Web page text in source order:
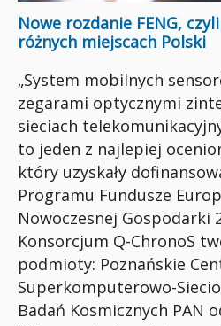
Nowe rozdanie FENG,
różnych miejscach Polski
„System mobilnych
zegarami optycznymi
sieciach
to jeden z najlepiej
który uzyskały
Programu Fundusze
Nowoczesnej Gospodarki
Konsorcjum Q-ChronoS
podmioty: Poznańskie
Superkomputerowo-
Badań Kosmicznych PAN